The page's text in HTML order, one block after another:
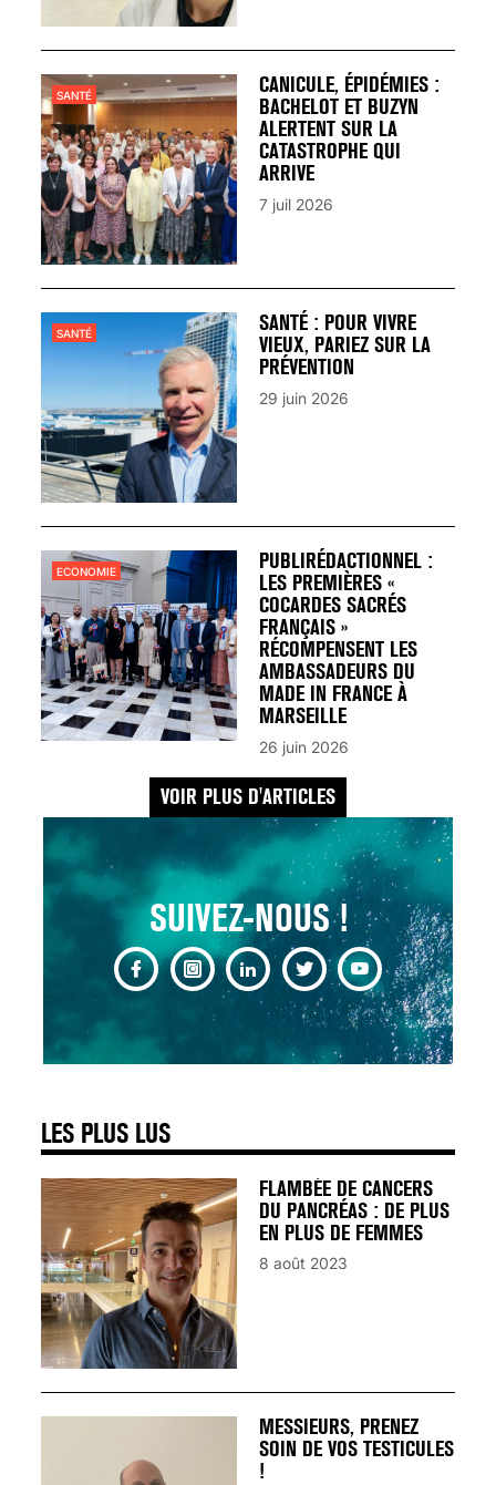
CANICULE, ÉPIDÉMIES :
BACHELOT ET BUZYN
ALERTENT SUR LA
CATASTROPHE QUI
ARRIVE
SANTÉ
7 juil 2026
SANTÉ : POUR VIVRE
VIEUX, PARIEZ SUR LA
PRÉVENTION
SANTÉ
29 juin 2026
PUBLIRÉDACTIONNEL :
LES PREMIÈRES «
COCARDES SACRÉS
FRANÇAIS »
RÉCOMPENSENT LES
AMBASSADEURS DU
MADE IN FRANCE À
MARSEILLE
ECONOMIE
26 juin 2026
VOIR PLUS D'ARTICLES
SUIVEZ-NOUS !
LES PLUS LUS
30 mai 2023
SCANNER, IRM, RADIO,
POUR TOUTES LES
MALADIES
18 juil 2022
INSUFFISANCE
CARDIAQUE : LES
SIGNAUX D’ALERTE
AVANT… LA MORT
25 août 2024
FLAMBÉE DE CANCERS
DU PANCRÉAS : DE PLUS
EN PLUS DE FEMMES
8 août 2023
MESSIEURS, PRENEZ
SOIN DE VOS TESTICULES
!